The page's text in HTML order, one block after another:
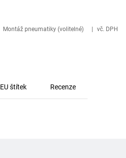
Montáž pneumatiky (volitelné) vč. DPH
EU štítek Recenze